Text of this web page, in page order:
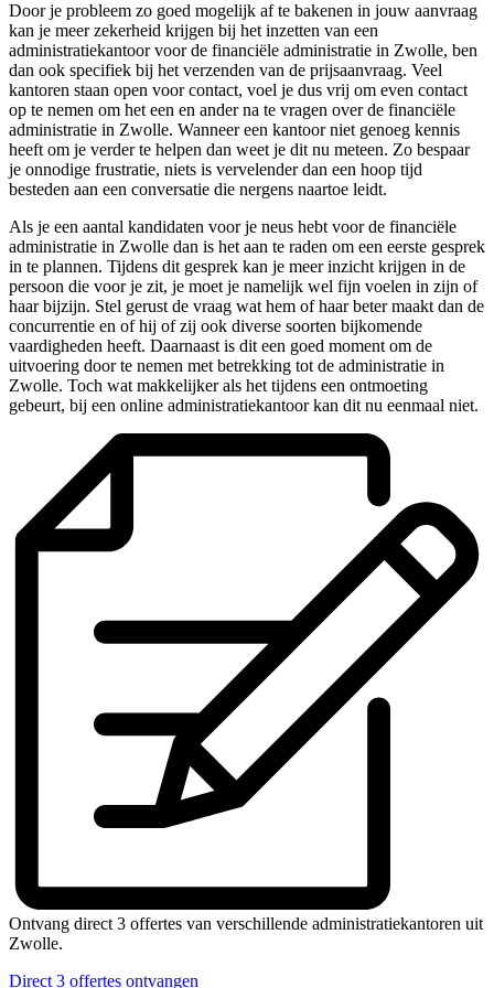
Door je probleem zo goed mogelijk af te bakenen in jouw aanvraag
kan je meer zekerheid krijgen bij het inzetten van een
administratiekantoor voor de financiële administratie in Zwolle, ben
dan ook specifiek bij het verzenden van de prijsaanvraag. Veel
kantoren staan open voor contact, voel je dus vrij om even contact
op te nemen om het een en ander na te vragen over de financiële
administratie in Zwolle. Wanneer een kantoor niet genoeg kennis
heeft om je verder te helpen dan weet je dit nu meteen. Zo bespaar
je onnodige frustratie, niets is vervelender dan een hoop tijd
besteden aan een conversatie die nergens naartoe leidt.
Als je een aantal kandidaten voor je neus hebt voor de financiële
administratie in Zwolle dan is het aan te raden om een eerste gesprek
in te plannen. Tijdens dit gesprek kan je meer inzicht krijgen in de
persoon die voor je zit, je moet je namelijk wel fijn voelen in zijn of
haar bijzijn. Stel gerust de vraag wat hem of haar beter maakt dan de
concurrentie en of hij of zij ook diverse soorten bijkomende
vaardigheden heeft. Daarnaast is dit een goed moment om de
uitvoering door te nemen met betrekking tot de administratie in
Zwolle. Toch wat makkelijker als het tijdens een ontmoeting
gebeurt, bij een online administratiekantoor kan dit nu eenmaal niet.
Ontvang direct 3 offertes van verschillende administratiekantoren uit
Zwolle.
Direct 3 offertes ontvangen